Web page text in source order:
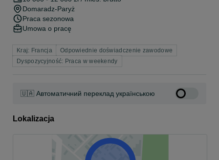
Domaradz-Paryż
Praca sezonowa
Umowa o pracę
Kraj: Francja
Odpowiednie doświadczenie zawodowe
Dyspozycyjność: Praca w weekendy
🇺🇦 Автоматичний переклад українською
Lokalizacja